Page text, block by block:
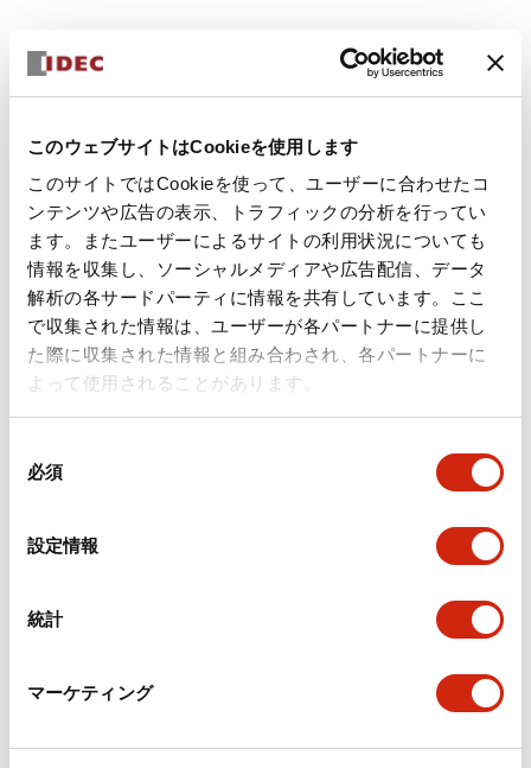
このウェブサイトはCookieを使用します
このサイトではCookieを使って、ユーザーに合わせたコ
ンテンツや広告の表示、トラフィックの分析を行ってい
ます。またユーザーによるサイトの利用状況についても
情報を収集し、ソーシャルメディアや広告配信、データ
解析の各サードパーティに情報を共有しています。ここ
で収集された情報は、ユーザーが各パートナーに提供し
た際に収集された情報と組み合わされ、各パートナーに
よって使用されることがあります。
必須
設定情報
統計
マーケティング
「人と機械の最適環境の創造」により、働
く人々のウェルビーイングを向上
IDECでは創業当時より「人の命を守る」製品や、仕事
を効率的・合理的に革新できる様々な制御機器を開発・
提供する企業として、グローバル社会での安全で快適な
環境づくりのため、安全・安心を推進するだけでなく、
社内外全ての人々のウェルビーイングを向上するための
取り組みを推進しております。
安全・安心技術を搭載した設備の社内での実証
最新の技術で構築された安全性と生産性を両立する設備を社内
各所に導入しています。
安全・安心ソリューションの提供